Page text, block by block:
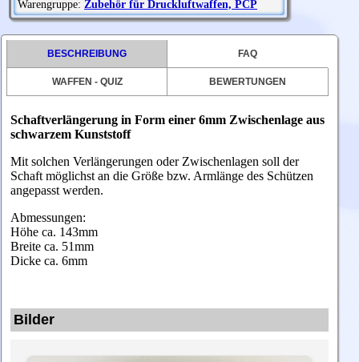
Warengruppe: Zubehör für Druckluftwaffen, PCP
BESCHREIBUNG FAQ
WAFFEN - QUIZ BEWERTUNGEN
Schaftverlängerung in Form einer 6mm Zwischenlage aus
schwarzem Kunststoff
Mit solchen Verlängerungen oder Zwischenlagen soll der
Schaft möglichst an die Größe bzw. Armlänge des Schützen
angepasst werden.
Abmessungen:
Höhe ca. 143mm
Breite ca. 51mm
Dicke ca. 6mm
Bilder